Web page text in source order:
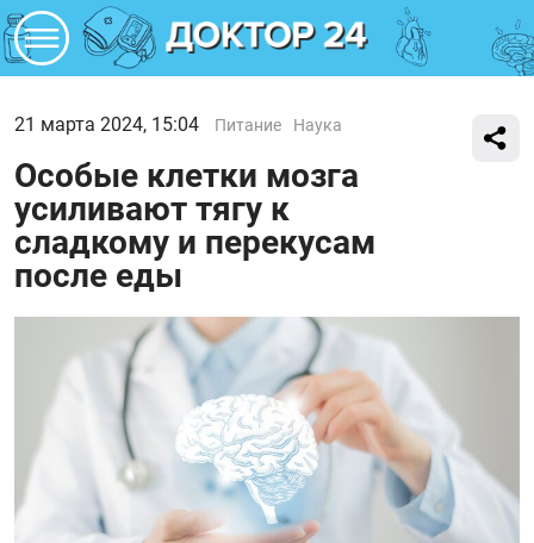
21 марта 2024, 15:04 Питание Наука
Особые клетки мозга
усиливают тягу к
сладкому и перекусам
после еды